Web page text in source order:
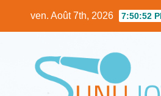
ven. Août 7th, 2026 7:50:54